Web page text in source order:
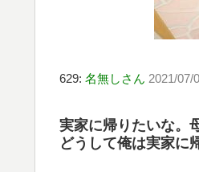
629: 名無しさん 2021/07/
実家に帰りたいな。
どうして俺は実家に